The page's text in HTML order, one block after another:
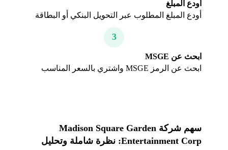
أودع المبلغ
أودع المبلغ المطلوب عبر التحويل البنكي أو البطاقة
3
ابحث عن MSGE
ابحث عن الرمز MSGE واشتري بالسعر المناسب
سهم شركة Madison Square Garden
Entertainment Corp: نظرة شاملة وتحليل